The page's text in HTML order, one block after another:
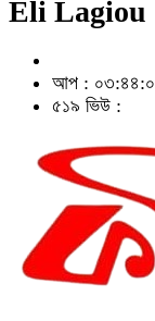
Eli Lagiou
আপ : ০৩:৪৪:০০
৫১৯ ভিউ :